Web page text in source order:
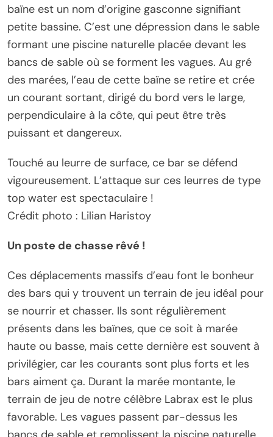
baïne est un nom d’origine gasconne signifiant
petite bassine. C’est une dépression dans le sable
formant une piscine naturelle placée devant les
bancs de sable où se forment les vagues. Au gré
des marées, l’eau de cette baïne se retire et crée
un courant sortant, dirigé du bord vers le large,
perpendiculaire à la côte, qui peut être très
puissant et dangereux.
Touché au leurre de surface, ce bar se défend
vigoureusement. L’attaque sur ces leurres de type
top water est spectaculaire !
Crédit photo : Lilian Haristoy
Un poste de chasse rêvé !
Ces déplacements massifs d’eau font le bonheur
des bars qui y trouvent un terrain de jeu idéal pour
se nourrir et chasser. Ils sont régulièrement
présents dans les baïnes, que ce soit à marée
haute ou basse, mais cette dernière est souvent à
privilégier, car les courants sont plus forts et les
bars aiment ça. Durant la marée montante, le
terrain de jeu de notre célèbre Labrax est le plus
favorable. Les vagues passent par-dessus les